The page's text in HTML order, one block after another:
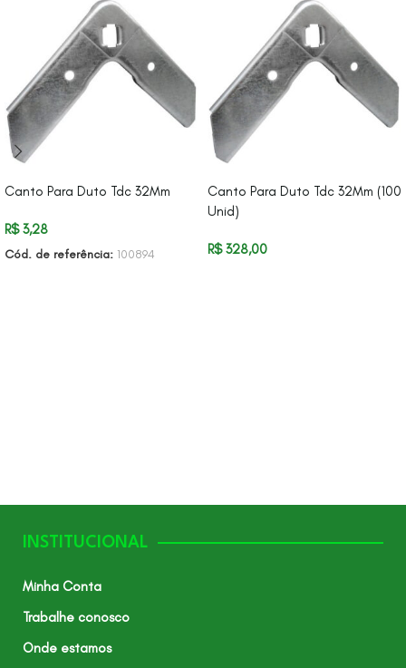
Canto Para Duto Tdc 32Mm
R$3,28
Cód. de referência: 100894
Canto Para Duto Tdc 32Mm (100
Unid)
R$328,00
INSTITUCIONAL
Minha Conta
Trabalhe conosco
Onde estamos